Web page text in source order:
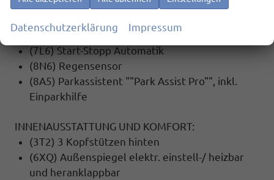
(8J3) Notbremsassistent ""Front Assist"" mit
(NZ4) Notruf Service
(7L6) Start-Stopp Automatik
(8N6) Regensensor
(8A5) Parkassistent ""Park Assist Pro"", inkl.
Einparkhilfe
INNENAUSSTATTUNG UND KOMFORT:
(3T2) 3 Kopfstützen hinten
(6XQ) Außenspiegel elektr. einstell-/ heizbar
und heranklappbar
Datenschutzerklärung Impressum